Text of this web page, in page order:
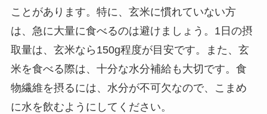
ことがあります。特に、玄米に慣れていない方
は、急に大量に食べるのは避けましょう。1日の摂
取量は、玄米なら150g程度が目安です。また、玄
米を食べる際は、十分な水分補給も大切です。食
物繊維を摂るには、水分が不可欠なので、こまめ
に水を飲むようにしてください。